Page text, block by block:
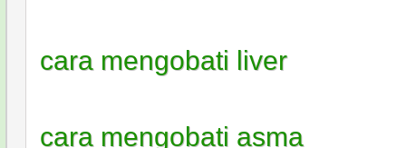
cara mengobati liver
cara mengobati asma